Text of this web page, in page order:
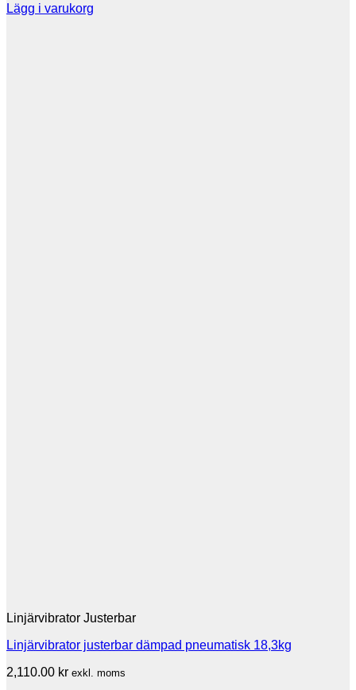
Lägg i varukorg
Linjärvibrator Justerbar
Linjärvibrator justerbar dämpad pneumatisk 18,3kg
2,110.00 kr exkl. moms